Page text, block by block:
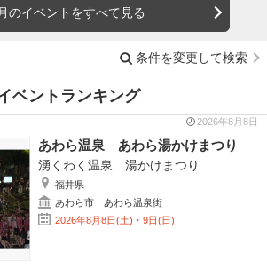
のイベントをすべて見る
条件を変更して検索
ベントランキング
2026年8月8日
あわら温泉 あわら湯かけまつり
湧くわく温泉 湯かけまつり
福井県
あわら市 あわら温泉街
2026年8月8日(土)・9日(日)